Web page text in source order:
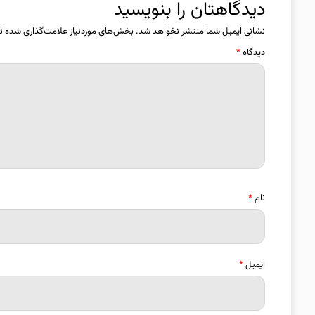
دیدگاهتان را بنویسید
نشانی ایمیل شما منتشر نخواهد شد. بخش‌های موردنیاز علامت‌گذاری
دیدگاه*
نام*
ایمیل*